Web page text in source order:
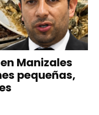
Manizales
pequeñas,